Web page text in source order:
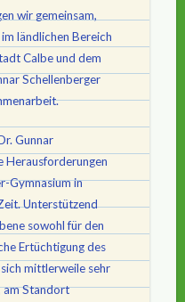
wir gemeinsam,
ländlichen Bereich
Calbe und dem
Schellenberger
Gunnar
Herausforderungen
Gymnasium in
Unterstützend
sowohl für den
Ertüchtigung des
mittlerweile sehr
am Standort